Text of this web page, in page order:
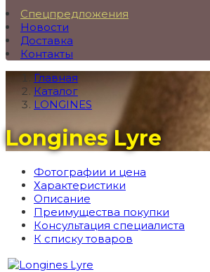
Спецпредложения
Новости
Доставка
Контакты
Главная
Каталог
LONGINES
Longines Lyre
Фотографии и цена
Характеристики
Описание
Преимущества покупки
Консультация специалиста
К списку товаров